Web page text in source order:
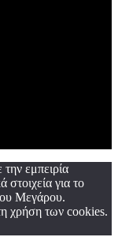
εμπειρία
στοιχεία για το
Μεγάρου.
χρήση των cookies.